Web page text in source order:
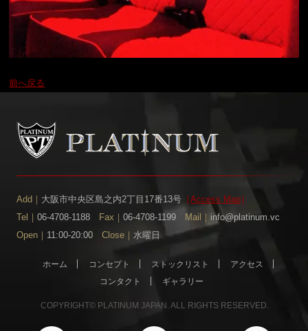
前へ戻る
Add｜ 大阪市中央区島之内2丁目17番13号［Access Map］
Tel｜ 06-4708-1188 Fax｜ 06-4708-1199 Mail｜ info@platinum.vc
Open｜ 11:00-20:00 Close｜ 水曜日
ホーム コンセプト ストックリスト
アクセス
コンタクト
ギャラリー
COPYRIGHT© PLATINUM JAPAN. ALL RIGHTS RESERVED.